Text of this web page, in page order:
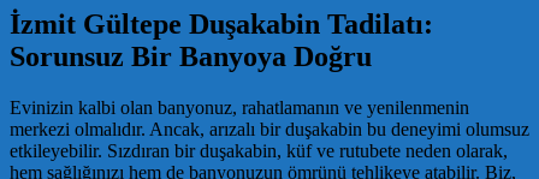
İzmit Gültepe Duşakabin Tadilatı:
Sorunsuz Bir Banyoya Doğru
Evinizin kalbi olan banyonuz, rahatlamanın ve yenilenmenin
merkezi olmalıdır. Ancak, arızalı bir duşakabin bu deneyimi olumsuz
etkileyebilir. Sızdıran bir duşakabin, küf ve rutubete neden olarak,
hem sağlığınızı hem de banyonuzun ömrünü tehlikeye atabilir. Biz,